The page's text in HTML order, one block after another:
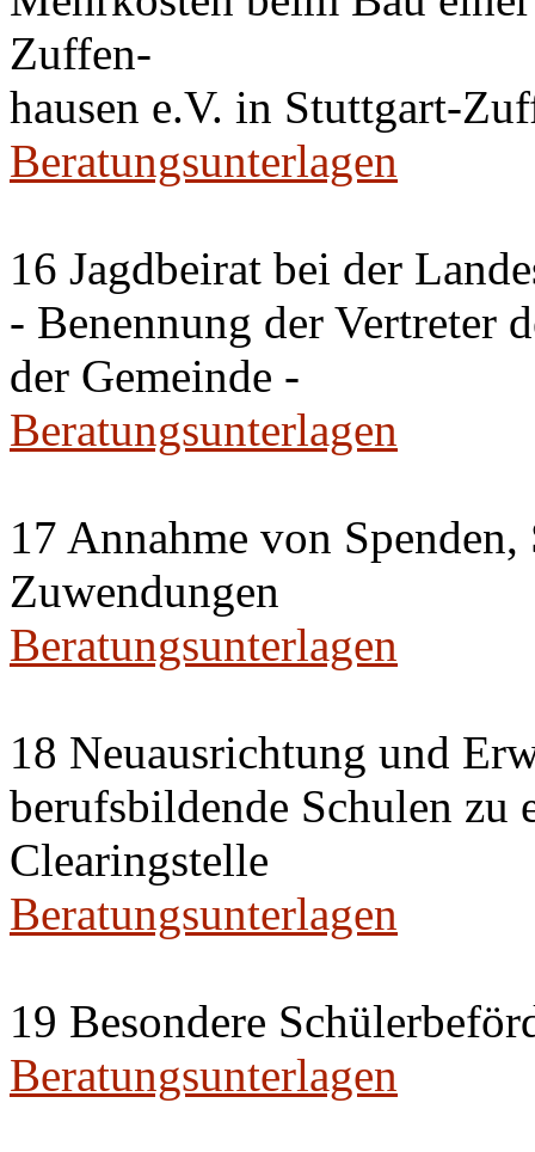
Zuffen-
hausen e.V. in Stuttgart-
Beratungsunterlagen
16 Jagdbeirat bei der
- Benennung der Vertreter
der Gemeinde -
Beratungsunterlagen
17 Annahme von
Zuwendungen
Beratungsunterlagen
18 Neuausrichtung und
berufsbildende Schulen zu
Clearingstelle
Beratungsunterlagen
19 Besondere
Beratungsunterlagen